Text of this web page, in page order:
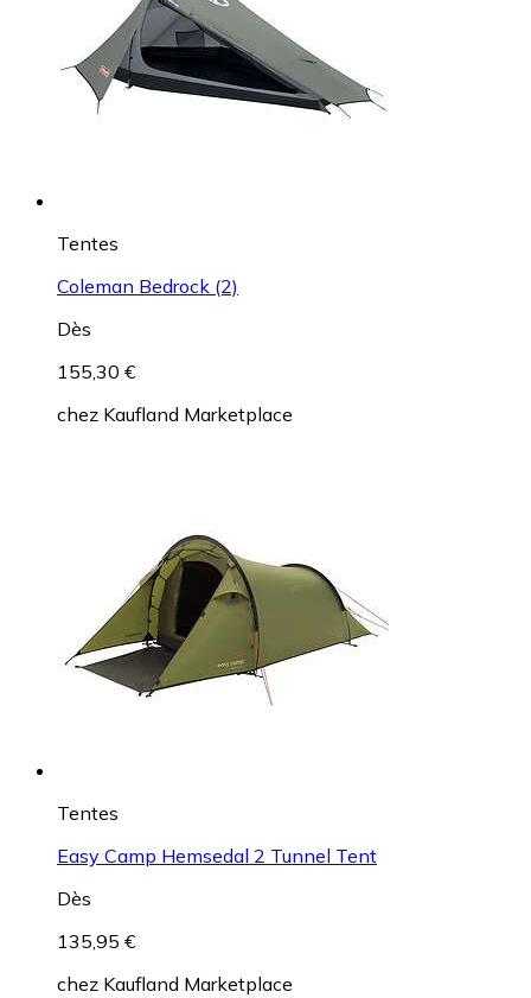
Tentes
Coleman Bedrock (2)
Dès
155,30 €
chez Kaufland Marketplace
Tentes
Easy Camp Hemsedal 2 Tunnel Tent
Dès
135,95 €
chez Kaufland Marketplace